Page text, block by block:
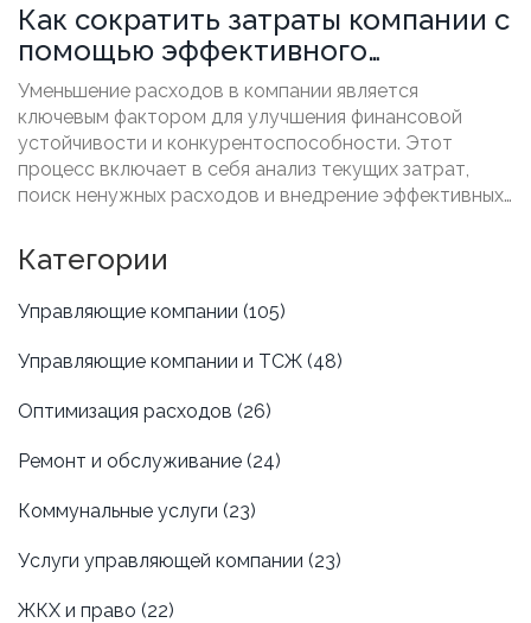
Как сократить затраты компании с
помощью эффективного
управления
Уменьшение расходов в компании является
ключевым фактором для улучшения финансовой
устойчивости и конкурентоспособности. Этот
процесс включает в себя анализ текущих затрат,
поиск ненужных расходов и внедрение эффективных
оптимизации, таких как автоматизация процессов и
контроль за расходами, помогает компании
сохранять свои ресурсы для стратегических
инвестиции и развития. Статья предоставляет
практические советы и идеи для эффективного
управления затратами.
Категории
Управляющие компании (105)
Управляющие компании и ТСЖ (48)
Оптимизация расходов (26)
Ремонт и обслуживание (24)
Коммунальные услуги (23)
Услуги управляющей компании (23)
ЖКХ и право (22)